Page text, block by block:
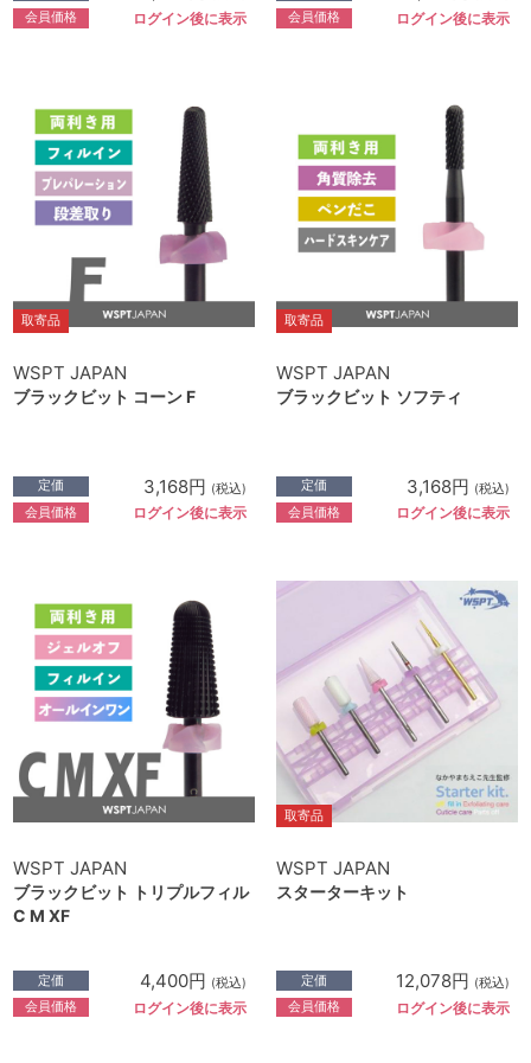
会員価格 ログイン後に表示 会員価格 ログイン後に表示
取寄品
WSPT JAPAN
ブラックビット コーン F
定価 3,168円 (税込)
会員価格 ログイン後に表示
取寄品
WSPT JAPAN
ブラックビット ソフティ
定価 3,168円 (税込)
会員価格 ログイン後に表示
WSPT JAPAN
ブラックビット トリプルフィル
C M XF
定価 4,400円 (税込)
会員価格 ログイン後に表示
取寄品
WSPT JAPAN
スターターキット
定価 12,078円 (税込)
会員価格 ログイン後に表示